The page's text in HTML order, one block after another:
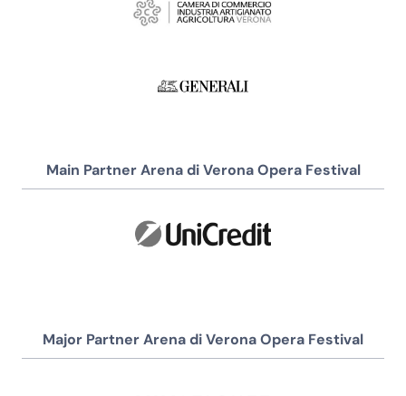
Main Partner Arena di Verona Opera Festival
Major Partner Arena di Verona Opera Festival